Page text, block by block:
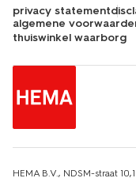
privacy statement
algemene
thuiswinkel waarborg
HEMA B.V., NDSM-straat